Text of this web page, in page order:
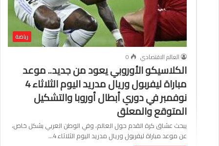
رياضة
العالم الاقتصادي
0
الكلاسيكو الأوروبي يعود من جديد.. موعد
مباراة ليفربول وريال مدريد اليوم الثلاثاء 4
نوفمبر في دوري أبطال أوروبا والتشكيل
المتوقع والمعلق
يبحث عشاق كرة القدم حول العالم، وفي الوطن العربي بشكل خاص،
عن موعد مباراة ليفربول وريال مدريد اليوم الثلاثاء 4…